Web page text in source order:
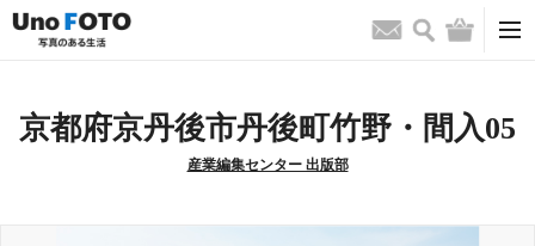
お問い合わせ
検索 バッグ
京都府京丹後市丹後町竹野・間入05
産業編集センター 出版部